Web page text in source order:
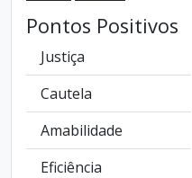
Pontos Positivos
Justiça
Cautela
Amabilidade
Eficiência